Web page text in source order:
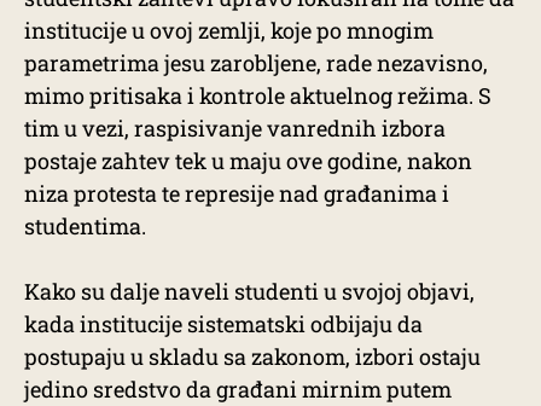
institucije u ovoj zemlji, koje po mnogim
parametrima jesu zarobljene, rade nezavisno,
mimo pritisaka i kontrole aktuelnog režima. S
tim u vezi, raspisivanje vanrednih izbora
postaje zahtev tek u maju ove godine, nakon
niza protesta te represije nad građanima i
studentima.
Kako su dalje naveli studenti u svojoj objavi,
kada institucije sistematski odbijaju da
postupaju u skladu sa zakonom, izbori ostaju
jedino sredstvo da građani mirnim putem